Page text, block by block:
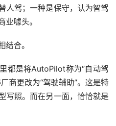
人驾；一种是保守，认为智驾
噱头。
合。
都是将AutoPilot称为“自动驾
商更改为“驾驶辅助”。这是特
写照。而在另一面，恰恰就是